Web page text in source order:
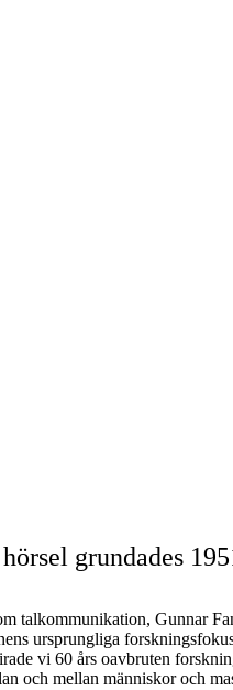
grundades
talkommunikation, Gunnar
ursprungliga
vi 60 års oavbruten
och mellan människor och